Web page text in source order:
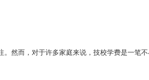
然而，对于许多家庭来说，技校学费是一笔